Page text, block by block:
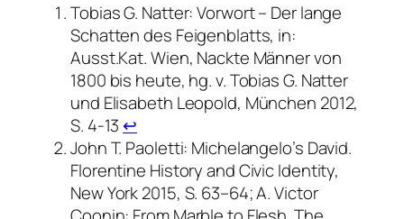
Tobias G. Natter: Vorwort – Der lange
Schatten des Feigenblatts, in:
Ausst.Kat. Wien, Nackte Männer von
1800 bis heute, hg. v. Tobias G. Natter
und Elisabeth Leopold, München 2012,
S. 4-13 ↩︎
John T. Paoletti: Michelangelo’s David.
Florentine History and Civic Identity,
New York 2015, S. 63–64; A. Victor